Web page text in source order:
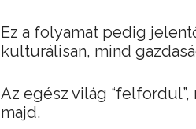
Ez a folyamat pedig
kulturálisan, mind
Az egész világ
majd.